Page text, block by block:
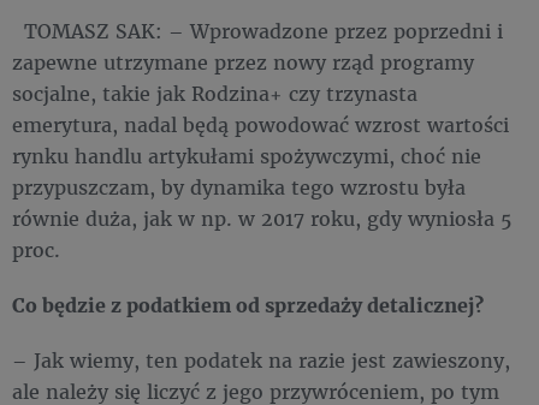
TOMASZ SAK: – Wprowadzone przez poprzedni i
zapewne utrzymane przez nowy rząd programy
socjalne, takie jak Rodzina+ czy trzynasta
emerytura, nadal będą powodować wzrost wartości
rynku handlu artykułami spożywczymi, choć nie
przypuszczam, by dynamika tego wzrostu była
równie duża, jak w np. w 2017 roku, gdy wyniosła 5
proc.
Co będzie z podatkiem od sprzedaży detalicznej?
– Jak wiemy, ten podatek na razie jest zawieszony,
ale należy się liczyć z jego przywróceniem, po tym